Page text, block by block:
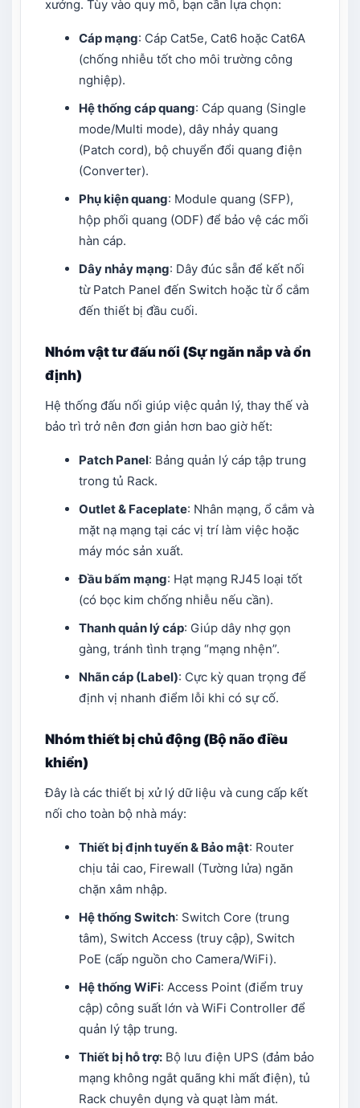
xưởng. Tùy vào quy mô, bạn cần lựa chọn:
Cáp mạng: Cáp Cat5e, Cat6 hoặc Cat6A
(chống nhiễu tốt cho môi trường công
nghiệp).
Hệ thống cáp quang: Cáp quang (Single
mode/Multi mode), dây nhảy quang
(Patch cord), bộ chuyển đổi quang điện
(Converter).
Phụ kiện quang: Module quang (SFP),
hộp phối quang (ODF) để bảo vệ các mối
hàn cáp.
Dây nhảy mạng: Dây đúc sẵn để kết nối
từ Patch Panel đến Switch hoặc từ ổ cắm
đến thiết bị đầu cuối.
Nhóm vật tư đấu nối (Sự ngăn nắp và ổn
định)
Hệ thống đấu nối giúp việc quản lý, thay thế và
bảo trì trở nên đơn giản hơn bao giờ hết:
Patch Panel: Bảng quản lý cáp tập trung
trong tủ Rack.
Outlet & Faceplate: Nhân mạng, ổ cắm và
mặt nạ mạng tại các vị trí làm việc hoặc
máy móc sản xuất.
Đầu bấm mạng: Hạt mạng RJ45 loại tốt
(có bọc kim chống nhiễu nếu cần).
Thanh quản lý cáp: Giúp dây nhợ gọn
gàng, tránh tình trạng “mạng nhện”.
Nhãn cáp (Label): Cực kỳ quan trọng để
định vị nhanh điểm lỗi khi có sự cố.
Nhóm thiết bị chủ động (Bộ não điều
khiển)
Đây là các thiết bị xử lý dữ liệu và cung cấp kết
nối cho toàn bộ nhà máy:
Thiết bị định tuyến & Bảo mật: Router
chịu tải cao, Firewall (Tường lửa) ngăn
chặn xâm nhập.
Hệ thống Switch: Switch Core (trung
tâm), Switch Access (truy cập), Switch
PoE (cấp nguồn cho Camera/WiFi).
Hệ thống WiFi: Access Point (điểm truy
cập) công suất lớn và WiFi Controller để
quản lý tập trung.
Thiết bị hỗ trợ:Bộ lưu điện UPS (đảm bảo
mạng không ngắt quãng khi mất điện), tủ
Rack chuyên dụng và quạt làm mát.